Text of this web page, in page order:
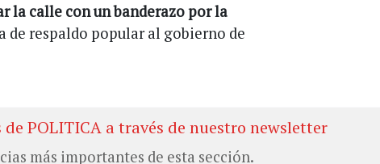
la calle con un banderazo por la
de respaldo popular al gobierno de
POLITICA a través de nuestro newsletter
más importantes de esta sección.